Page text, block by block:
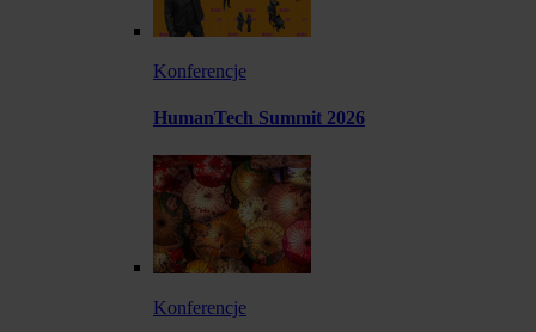
Konferencje
HumanTech Summit 2026
Konferencje